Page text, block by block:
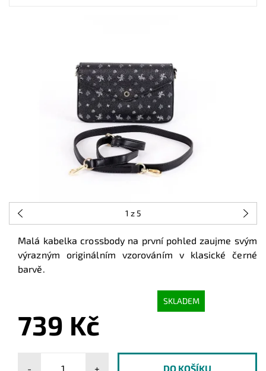
1 z 5
Malá kabelka crossbody na první pohled zaujme svým
výrazným originálním vzorováním v klasické černé
barvě.
SKLADEM
739 Kč
- +